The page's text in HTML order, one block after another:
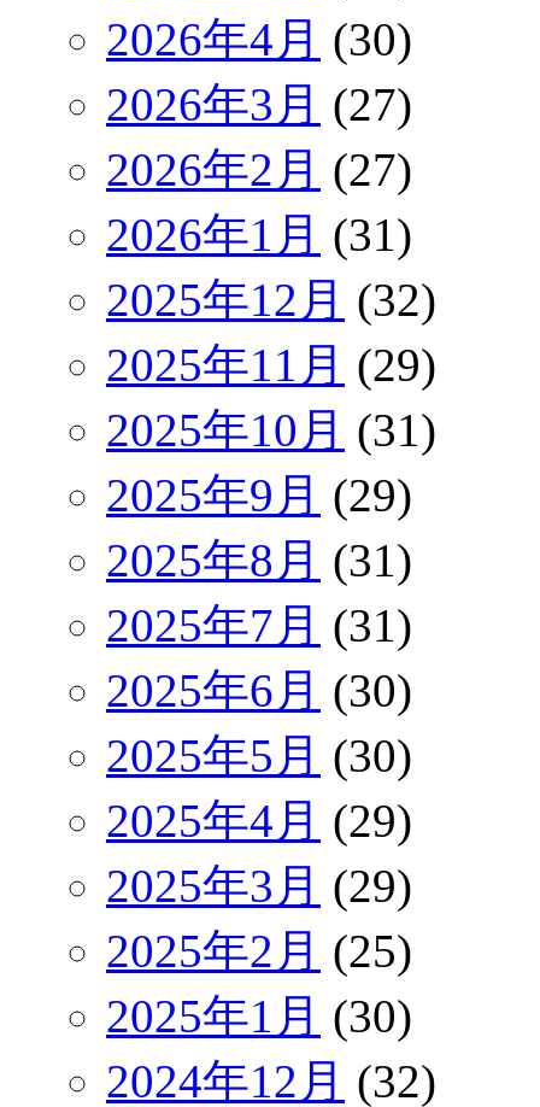
2026年4月 (30)
2026年3月 (27)
2026年2月 (27)
2026年1月 (31)
2025年12月 (32)
2025年11月 (29)
2025年10月 (31)
2025年9月 (29)
2025年8月 (31)
2025年7月 (31)
2025年6月 (30)
2025年5月 (30)
2025年4月 (29)
2025年3月 (29)
2025年2月 (25)
2025年1月 (30)
2024年12月 (32)